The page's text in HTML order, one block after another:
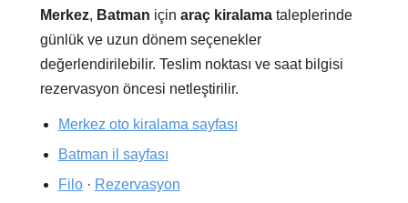
Merkez, Batman içinaraç kiralama taleplerinde
günlük ve uzun dönem seçenekler
değerlendirilebilir. Teslim noktası ve saat bilgisi
rezervasyon öncesi netleştirilir.
Merkez oto kiralama sayfası
Batman il sayfası
Filo· Rezervasyon